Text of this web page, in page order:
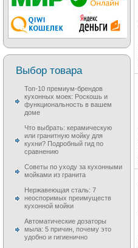
Выбор товара
Топ-10 премиум-брендов
кухонных моек: Роскошь и
функциональность в вашем
доме
Что выбрать: керамическую
или гранитную мойку для
кухни? Подробный гид по
сравнению
Советы по уходу за кухонными
мойками из гранита
Нержавеющая сталь: 7
неоспоримых преимуществ
кухонной мойки
Автоматические дозаторы
мыла: 5 причин, почему это
удобно и гигиенично